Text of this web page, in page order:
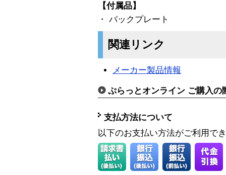
【付属品】
・ バックプレート
関連リンク
メーカー製品情報
ぷらっとオンライン ご購入の
支払方法について
以下のお支払い方法がご利用で